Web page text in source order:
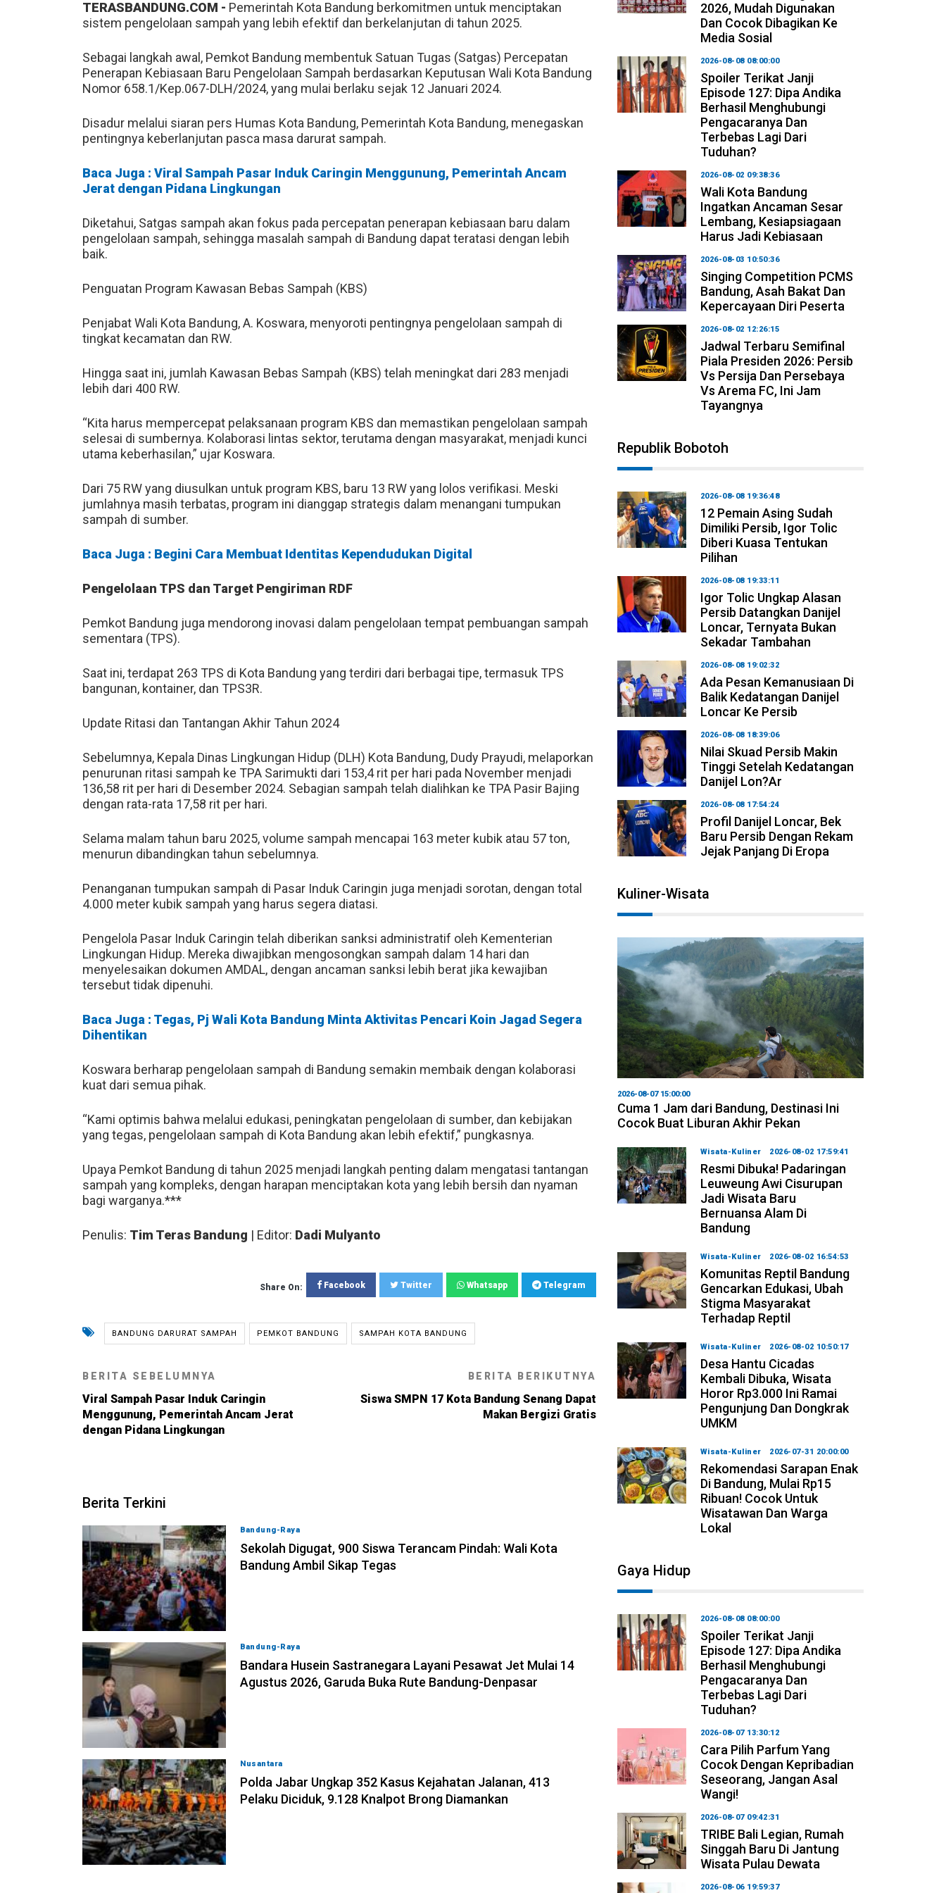
TERASBANDUNG.COM - Pemerintah Kota Bandung berkomitmen untuk menciptakan
sistem pengelolaan sampah yang lebih efektif dan berkelanjutan di tahun 2025.
Sebagai langkah awal, Pemkot Bandung membentuk Satuan Tugas (Satgas) Percepatan
Penerapan Kebiasaan Baru Pengelolaan Sampah berdasarkan Keputusan Wali Kota Bandung
Nomor 658.1/Kep.067-DLH/2024, yang mulai berlaku sejak 12 Januari 2024.
Disadur melalui siaran pers Humas Kota Bandung, Pemerintah Kota Bandung, menegaskan
pentingnya keberlanjutan pasca masa darurat sampah.
Baca Juga : Viral Sampah Pasar Induk Caringin Menggunung, Pemerintah Ancam
Jerat dengan Pidana Lingkungan
Diketahui, Satgas sampah akan fokus pada percepatan penerapan kebiasaan baru dalam
pengelolaan sampah, sehingga masalah sampah di Bandung dapat teratasi dengan lebih
baik.
Penguatan Program Kawasan Bebas Sampah (KBS)
Penjabat Wali Kota Bandung, A. Koswara, menyoroti pentingnya pengelolaan sampah di
tingkat kecamatan dan RW.
Hingga saat ini, jumlah Kawasan Bebas Sampah (KBS) telah meningkat dari 283 menjadi
lebih dari 400 RW.
“Kita harus mempercepat pelaksanaan program KBS dan memastikan pengelolaan sampah
selesai di sumbernya. Kolaborasi lintas sektor, terutama dengan masyarakat, menjadi kunci
utama keberhasilan,” ujar Koswara.
Dari 75 RW yang diusulkan untuk program KBS, baru 13 RW yang lolos verifikasi. Meski
jumlahnya masih terbatas, program ini dianggap strategis dalam menangani tumpukan
sampah di sumber.
Baca Juga : Begini Cara Membuat Identitas Kependudukan Digital
Pengelolaan TPS dan Target Pengiriman RDF
Pemkot Bandung juga mendorong inovasi dalam pengelolaan tempat pembuangan sampah
sementara (TPS).
Saat ini, terdapat 263 TPS di Kota Bandung yang terdiri dari berbagai tipe, termasuk TPS
bangunan, kontainer, dan TPS3R.
Update Ritasi dan Tantangan Akhir Tahun 2024
Sebelumnya, Kepala Dinas Lingkungan Hidup (DLH) Kota Bandung, Dudy Prayudi, melaporkan
penurunan ritasi sampah ke TPA Sarimukti dari 153,4 rit per hari pada November menjadi
136,58 rit per hari di Desember 2024. Sebagian sampah telah dialihkan ke TPA Pasir Bajing
dengan rata-rata 17,58 rit per hari.
Selama malam tahun baru 2025, volume sampah mencapai 163 meter kubik atau 57 ton,
menurun dibandingkan tahun sebelumnya.
Penanganan tumpukan sampah di Pasar Induk Caringin juga menjadi sorotan, dengan total
4.000 meter kubik sampah yang harus segera diatasi.
Pengelola Pasar Induk Caringin telah diberikan sanksi administratif oleh Kementerian
Lingkungan Hidup. Mereka diwajibkan mengosongkan sampah dalam 14 hari dan
menyelesaikan dokumen AMDAL, dengan ancaman sanksi lebih berat jika kewajiban
tersebut tidak dipenuhi.
Baca Juga : Tegas, Pj Wali Kota Bandung Minta Aktivitas Pencari Koin Jagad Segera
Dihentikan
Koswara berharap pengelolaan sampah di Bandung semakin membaik dengan kolaborasi
kuat dari semua pihak.
“Kami optimis bahwa melalui edukasi, peningkatan pengelolaan di sumber, dan kebijakan
yang tegas, pengelolaan sampah di Kota Bandung akan lebih efektif,” pungkasnya.
Upaya Pemkot Bandung di tahun 2025 menjadi langkah penting dalam mengatasi tantangan
sampah yang kompleks, dengan harapan menciptakan kota yang lebih bersih dan nyaman
bagi warganya.***
Penulis: Tim Teras Bandung | Editor: Dadi Mulyanto
Share On: Facebook Twitter Whatsapp Telegram
BANDUNG DARURAT SAMPAH PEMKOT BANDUNG SAMPAH KOTA BANDUNG
BERITA SEBELUMNYA
Viral Sampah Pasar Induk Caringin
Menggunung, Pemerintah Ancam Jerat
dengan Pidana Lingkungan
BERITA BERIKUTNYA
Siswa SMPN 17 Kota Bandung Senang Dapat
Makan Bergizi Gratis
Berita Terkini
Bandung-Raya
Sekolah Digugat, 900 Siswa Terancam Pindah: Wali Kota
Bandung Ambil Sikap Tegas
Bandung-Raya
Bandara Husein Sastranegara Layani Pesawat Jet Mulai 14
Agustus 2026, Garuda Buka Rute Bandung-Denpasar
Nusantara
Polda Jabar Ungkap 352 Kasus Kejahatan Jalanan, 413
Pelaku Diciduk, 9.128 Knalpot Brong Diamankan
2026, Mudah Digunakan
Dan Cocok Dibagikan Ke
Media Sosial
2026-08-08 08:00:00
Spoiler Terikat Janji
Episode 127: Dipa Andika
Berhasil Menghubungi
Pengacaranya Dan
Terbebas Lagi Dari
Tuduhan?
2026-08-02 09:38:36
Wali Kota Bandung
Ingatkan Ancaman Sesar
Lembang, Kesiapsiagaan
Harus Jadi Kebiasaan
2026-08-03 10:50:36
Singing Competition PCMS
Bandung, Asah Bakat Dan
Kepercayaan Diri Peserta
2026-08-02 12:26:15
Jadwal Terbaru Semifinal
Piala Presiden 2026: Persib
Vs Persija Dan Persebaya
Vs Arema FC, Ini Jam
Tayangnya
Republik Bobotoh
2026-08-08 19:36:48
12 Pemain Asing Sudah
Dimiliki Persib, Igor Tolic
Diberi Kuasa Tentukan
Pilihan
2026-08-08 19:33:11
Igor Tolic Ungkap Alasan
Persib Datangkan Danijel
Loncar, Ternyata Bukan
Sekadar Tambahan
2026-08-08 19:02:32
Ada Pesan Kemanusiaan Di
Balik Kedatangan Danijel
Loncar Ke Persib
2026-08-08 18:39:06
Nilai Skuad Persib Makin
Tinggi Setelah Kedatangan
Danijel Lon?ar
2026-08-08 17:54:24
Profil Danijel Loncar, Bek
Baru Persib Dengan Rekam
Jejak Panjang Di Eropa
Kuliner-Wisata
2026-08-07 15:00:00
Cuma 1 Jam dari Bandung, Destinasi Ini
Cocok Buat Liburan Akhir Pekan
Wisata-Kuliner 2026-08-02 17:59:41
Resmi Dibuka! Padaringan
Leuweung Awi Cisurupan
Jadi Wisata Baru
Bernuansa Alam Di
Bandung
Wisata-Kuliner 2026-08-02 16:54:53
Komunitas Reptil Bandung
Gencarkan Edukasi, Ubah
Stigma Masyarakat
Terhadap Reptil
Wisata-Kuliner 2026-08-02 10:50:17
Desa Hantu Cicadas
Kembali Dibuka, Wisata
Horor Rp3.000 Ini Ramai
Pengunjung Dan Dongkrak
UMKM
Wisata-Kuliner 2026-07-31 20:00:00
Rekomendasi Sarapan Enak
Di Bandung, Mulai Rp15
Ribuan! Cocok Untuk
Wisatawan Dan Warga
Lokal
Gaya Hidup
2026-08-08 08:00:00
Spoiler Terikat Janji
Episode 127: Dipa Andika
Berhasil Menghubungi
Pengacaranya Dan
Terbebas Lagi Dari
Tuduhan?
2026-08-07 13:30:12
Cara Pilih Parfum Yang
Cocok Dengan Kepribadian
Seseorang, Jangan Asal
Wangi!
2026-08-07 09:42:31
TRIBE Bali Legian, Rumah
Singgah Baru Di Jantung
Wisata Pulau Dewata
2026-08-06 19:59:37